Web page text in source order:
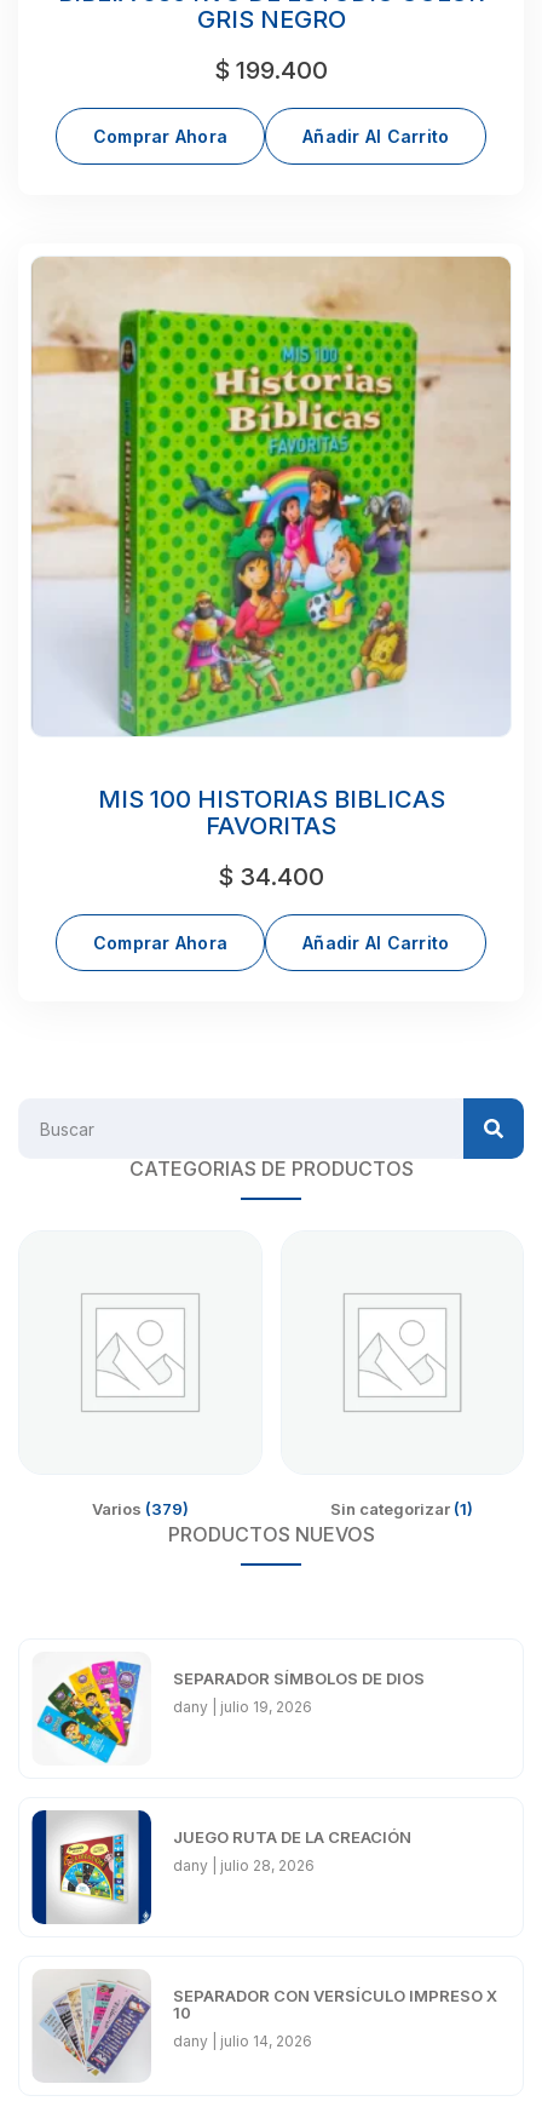
GRIS NEGRO
$ 199.400
Comprar Ahora Añadir Al Carrito
MIS 100 HISTORIAS BIBLICAS
FAVORITAS
$ 34.400
Comprar Ahora Añadir Al Carrito
CATEGORIAS DE PRODUCTOS
Varios (379) Sin categorizar (1)
PRODUCTOS NUEVOS
SEPARADOR SÍMBOLOS DE DIOS
dany julio 19, 2026
JUEGO RUTA DE LA CREACIÓN
dany julio 28, 2026
SEPARADOR CON VERSÍCULO IMPRESO X
10
dany julio 14, 2026